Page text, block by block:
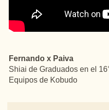
Fernando x Paiva
Shiai de Graduados en el
Equipos de Kobudo